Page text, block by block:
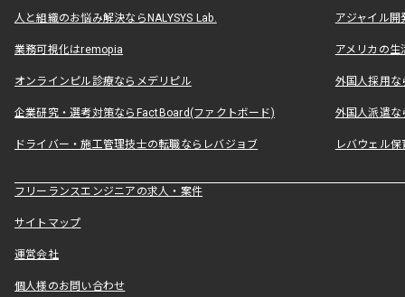
人と組織のお悩み解決ならNALYSYS Lab. アジャイル
業務可視化はremopia アメリカの
オンラインピル診療ならメデリピル 外国人採用
企業研究・選考対策ならFactBoard(ファクトボード) 外国人派遣な
ドライバー・施工管理技士の転職ならレバジョブ レバウェル
フリーランスエンジニアの求人・案件
サイトマップ
運営会社
個人様のお問い合わせ